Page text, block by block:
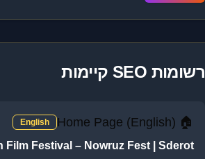
רשומות SEO קיימות
🏠 Home Page (English)
English
Film Festival – Nowruz Fest | Sderot